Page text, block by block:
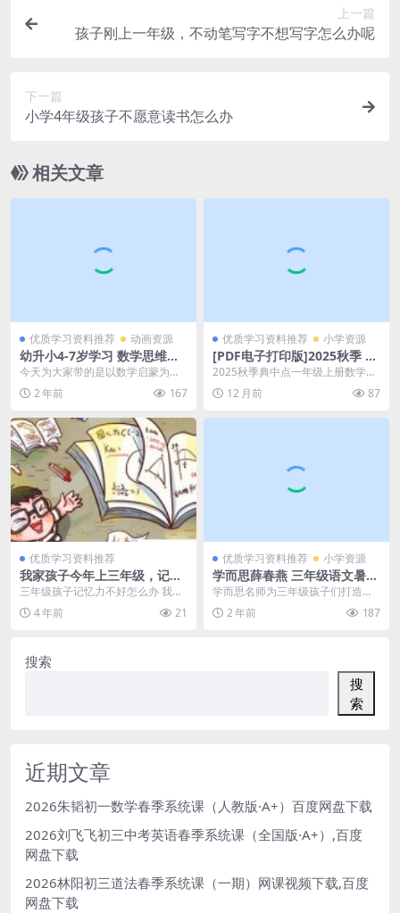
上一篇
孩子刚上一年级，不动笔写字不想写字怎么办呢
下一篇
小学4年级孩子不愿意读书怎么办
相关文章
优质学习资料推荐 动画资源
幼升小4-7岁学习 数学思维逻
辑启蒙动画《方块熊数学》，
全四季视频+PDF文档 百度网
盘下载
今天为大家带的是以数学启蒙为主
旨的动画视频《方块熊玩数学》。
这是一档符合4-7岁...
2 年前 167
优质学习资料推荐 小学资源
[PDF电子打印版]2025秋季 典
中点 一年级上册数学（QD
版）五四制 青岛54版测试卷
在线下载 大小 7.46M 总页数
2025秋季典中点一年级上册数学Q
D版测试卷PDF下载（五四制青岛5
4版） 家里...
12 月前 87
优质学习资料推荐
我家孩子今年上三年级，记忆
力差做事情无法集中注意力，
三年级孩子记忆力不好怎么办 我家
孩子今年上三年级，记忆力差做事
情无法集中注意力，...
4 年前 21
优质学习资料推荐 小学资源
学而思薛春燕 三年级语文暑假
培训班-10节课完整版MP4视
学而思名师为三年级孩子们打造的
暑假语文知识培训班，10节课的内
容，有非常丰富的语...
2 年前 187
搜索
搜
索
近期文章
2026朱韬初一数学春季系统课（人教版·A+）百度网盘下载
2026刘飞飞初三中考英语春季系统课（全国版·A+）,百度
网盘下载
2026林阳初三道法春季系统课（一期）网课视频下载,百度
网盘下载